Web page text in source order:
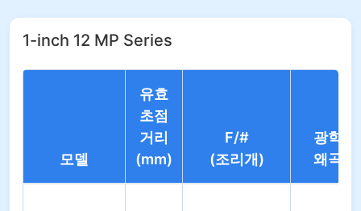
1-inch 12 MP Series
모델
유효
초점
거리
(mm)
F/#
(조리개)
광학
왜곡